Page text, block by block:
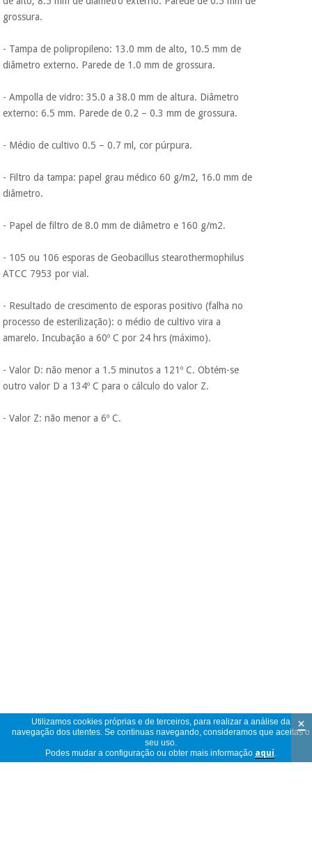
grossura.
- Tampa de polipropileno: 13.0 mm de alto, 10.5 mm de
diâmetro externo. Parede de 1.0 mm de grossura.
- Ampolla de vidro: 35.0 a 38.0 mm de altura. Diâmetro
externo: 6.5 mm. Parede de 0.2 – 0.3 mm de grossura.
- Médio de cultivo 0.5 – 0.7 ml, cor púrpura.
- Filtro da tampa: papel grau médico 60 g/m2, 16.0 mm de
diâmetro.
- Papel de filtro de 8.0 mm de diâmetro e 160 g/m2.
- 105 ou 106 esporas de Geobacillus stearothermophilus
ATCC 7953 por vial.
- Resultado de crescimento de esporas positivo (falha no
processo de esterilização): o médio de cultivo vira a
amarelo. Incubação a 60º C por 24 hrs (máximo).
- Valor D: não menor a 1.5 minutos a 121º C. Obtém-se
outro valor D a 134º C para o cálculo do valor Z.
- Valor Z: não menor a 6º C.
Utilizamos cookies próprias e de terceiros, para realizar a análise da
navegação dos utentes. Se continuas navegando, consideramos que aceitas o
seu uso.
Podes mudar a configuração ou obter mais informação aquí.
×